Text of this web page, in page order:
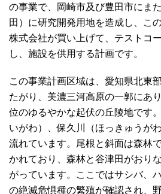
の事業で、岡崎市及び豊田市にま
田）に研究開発用地を造成し、こ
株式会社が買い上げて、テストコ
し、施設を供用する計画です。
この事業計画区域は、愛知県北東
たがり、美濃三河高原の一郭にあ
位のゆるやかな起伏の丘陵地です
いがわ）、保久川（ほっきゅうが
流れています。尾根と斜面は森林
かれており、森林と谷津田がおり
がっています。ここではサシバ、
の絶滅危惧種の繁殖が確認され、